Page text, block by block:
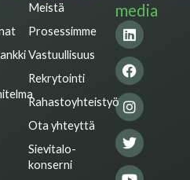
Meistä
Prosessimme
Vastuullisuus
Rekrytointi
Rahastoyhteistyö
Ota yhteyttä
Sievitalo-
konserni
media
L
i
n
k
e
d
i
n
F
a
c
e
b
o
o
k
I
n
s
t
a
g
r
a
m
T
w
i
t
t
e
r
Y
o
u
t
u
b
e